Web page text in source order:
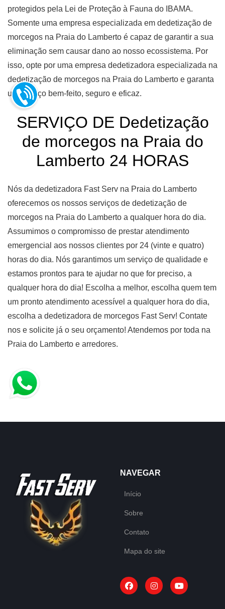
protegidos pela Lei de Proteção à Fauna do IBAMA.
Somente uma empresa especializada em dedetização de
morcegos na Praia do Lamberto é capaz de garantir a sua
eliminação sem causar dano ao nosso ecossistema. Por
isso, opte por uma empresa dedetizadora especializada na
dedetização de morcegos na Praia do Lamberto e garanta
um serviço bem-feito, seguro e eficaz.
SERVIÇO DE Dedetização
de morcegos na Praia do
Lamberto 24 HORAS
Nós da dedetizadora Fast Serv na Praia do Lamberto
oferecemos os nossos serviços de dedetização de
morcegos na Praia do Lamberto a qualquer hora do dia.
Assumimos o compromisso de prestar atendimento
emergencial aos nossos clientes por 24 (vinte e quatro)
horas do dia. Nós garantimos um serviço de qualidade e
estamos prontos para te ajudar no que for preciso, a
qualquer hora do dia! Escolha a melhor, escolha quem tem
um pronto atendimento acessível a qualquer hora do dia,
escolha a dedetizadora de morcegos Fast Serv! Contate
nos e solicite já o seu orçamento! Atendemos por toda na
Praia do Lamberto e arredores.
NAVEGAR
Início
Sobre
Contato
Mapa do site